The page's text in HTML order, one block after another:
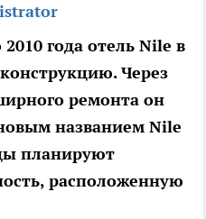
года отель Nile в
Через
ремонта он
названием Nile
планируют
расположенную